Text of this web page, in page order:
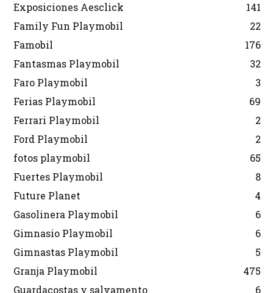
Exposiciones Aesclick
141
Family Fun Playmobil
22
Famobil
176
Fantasmas Playmobil
32
Faro Playmobil
3
Ferias Playmobil
69
Ferrari Playmobil
2
Ford Playmobil
2
fotos playmobil
65
Fuertes Playmobil
8
Future Planet
4
Gasolinera Playmobil
6
Gimnasio Playmobil
6
Gimnastas Playmobil
5
Granja Playmobil
475
Guardacostas y salvamento
6